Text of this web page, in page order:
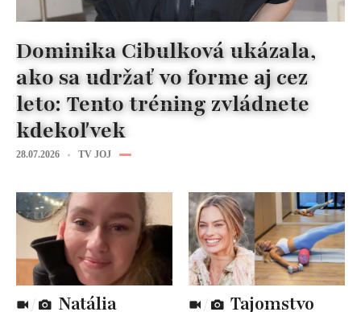
Dominika Cibulková ukázala,
ako sa udržať vo forme aj cez
leto: Tento tréning zvládnete
kdekoľvek
28.07.2026 TV JOJ